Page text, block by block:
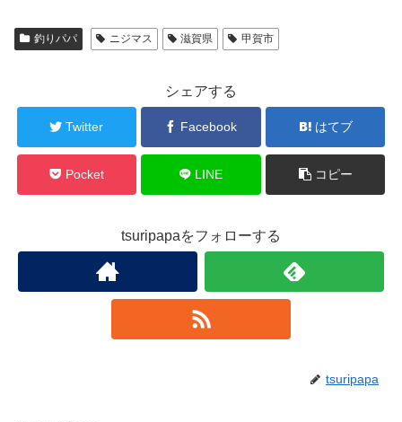
釣りパパ ニジマス 滋賀県 甲賀市
シェアする
Twitter Facebook はてブ
Pocket LINE コピー
tsuripapaをフォローする
tsuripapa